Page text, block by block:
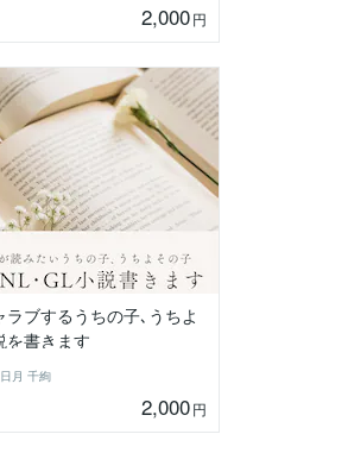
2,000円
ラブするうちの子､うちよ
を書きます
月 千絢
2,000円